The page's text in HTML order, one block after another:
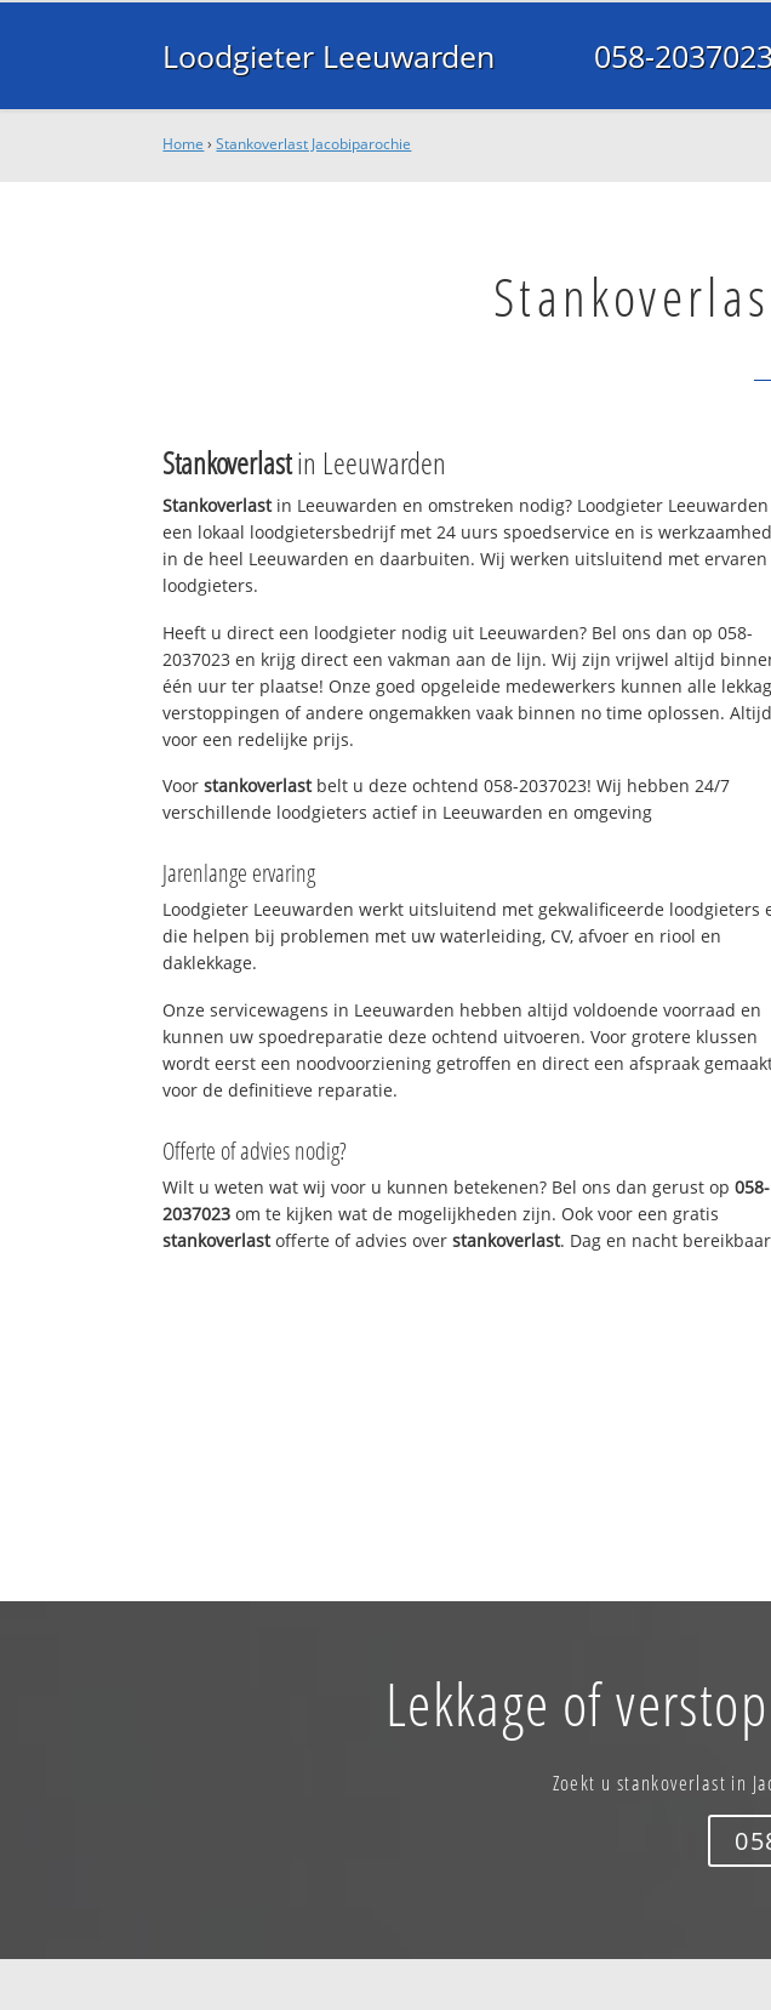
Loodgieter Leeuwarden 058-
Home ›Stankoverlast Jacobiparochie
Stankoverlastin Leeuwarden
Stankoverlastin Leeuwarden en omstreken nodig? Loodgieter
een lokaal loodgietersbedrijf met 24 uurs spoedservice en is
in de heel Leeuwarden en daarbuiten. Wij werken uitsluitend met ervaren
loodgieters.
Heeft u direct een loodgieter nodig uit Leeuwarden? Bel ons dan op 058-
2037023 en krijg direct een vakman aan de lijn. Wij zijn vrijwel altijd
één uur ter plaatse! Onze goed opgeleide medewerkers kunnen alle
verstoppingen of andere ongemakken vaak binnen no time oplossen. Altijd
voor een redelijke prijs.
Voorstankoverlastbelt u deze ochtend 058-2037023! Wij hebben 24/7
verschillende loodgieters actief in Leeuwarden en omgeving
Jarenlange ervaring
Loodgieter Leeuwarden werkt uitsluitend met gekwalificeerde loodgieters
die helpen bij problemen met uw waterleiding, CV, afvoer en riool en
daklekkage.
Onze servicewagens in Leeuwarden hebben altijd voldoende voorraad en
kunnen uw spoedreparatie deze ochtend uitvoeren. Voor grotere klussen
wordt eerst een noodvoorziening getroffen en direct een afspraak
voor de definitieve reparatie.
Offerte of advies nodig?
Wilt u weten wat wij voor u kunnen betekenen? Bel ons dan gerust op058-
2037023 om te kijken wat de mogelijkheden zijn. Ook voor een gratis
stankoverlastofferte of advies overstankoverlast. Dag en nacht
Lekkage of
Zoekt u stankoverlast in